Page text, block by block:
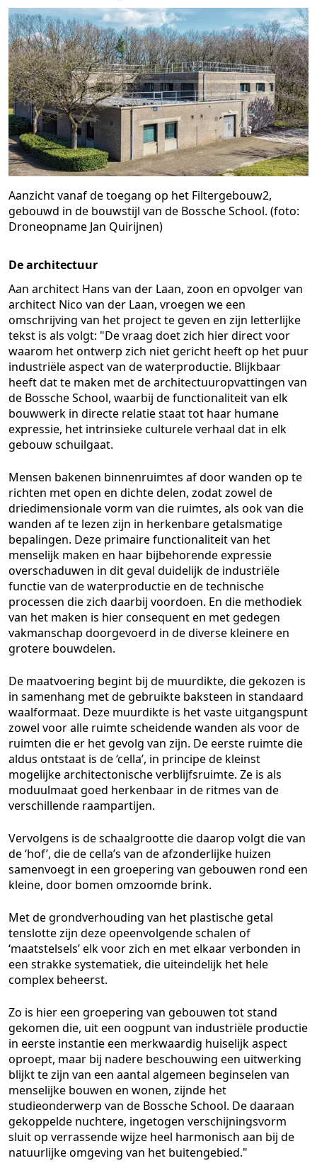
Aanzicht vanaf de toegang op het Filtergebouw2,
gebouwd in de bouwstijl van de Bossche School. (foto:
Droneopname Jan Quirijnen)
De architectuur
Aan architect Hans van der Laan, zoon en opvolger van
architect Nico van der Laan, vroegen we een
omschrijving van het project te geven en zijn letterlijke
tekst is als volgt: "De vraag doet zich hier direct voor
waarom het ontwerp zich niet gericht heeft op het puur
industriële aspect van de waterproductie. Blijkbaar
heeft dat te maken met de architectuuropvattingen van
de Bossche School, waarbij de functionaliteit van elk
bouwwerk in directe relatie staat tot haar humane
expressie, het intrinsieke culturele verhaal dat in elk
gebouw schuilgaat.
Mensen bakenen binnenruimtes af door wanden op te
richten met open en dichte delen, zodat zowel de
driedimensionale vorm van die ruimtes, als ook van die
wanden af te lezen zijn in herkenbare getalsmatige
bepalingen. Deze primaire functionaliteit van het
menselijk maken en haar bijbehorende expressie
overschaduwen in dit geval duidelijk de industriële
functie van de waterproductie en de technische
processen die zich daarbij voordoen. En die methodiek
van het maken is hier consequent en met gedegen
vakmanschap doorgevoerd in de diverse kleinere en
grotere bouwdelen.
De maatvoering begint bij de muurdikte, die gekozen is
in samenhang met de gebruikte baksteen in standaard
waalformaat. Deze muurdikte is het vaste uitgangspunt
zowel voor alle ruimte scheidende wanden als voor de
ruimten die er het gevolg van zijn. De eerste ruimte die
aldus ontstaat is de ‘cella’, in principe de kleinst
mogelijke architectonische verblijfsruimte. Ze is als
moduulmaat goed herkenbaar in de ritmes van de
verschillende raampartijen.
Vervolgens is de schaalgrootte die daarop volgt die van
de ‘hof’, die de cella’s van de afzonderlijke huizen
samenvoegt in een groepering van gebouwen rond een
kleine, door bomen omzoomde brink.
Met de grondverhouding van het plastische getal
tenslotte zijn deze opeenvolgende schalen of
‘maatstelsels’ elk voor zich en met elkaar verbonden in
een strakke systematiek, die uiteindelijk het hele
complex beheerst.
Zo is hier een groepering van gebouwen tot stand
gekomen die, uit een oogpunt van industriële productie
in eerste instantie een merkwaardig huiselijk aspect
oproept, maar bij nadere beschouwing een uitwerking
blijkt te zijn van een aantal algemeen beginselen van
menselijke bouwen en wonen, zijnde het
studieonderwerp van de Bossche School. De daaraan
gekoppelde nuchtere, ingetogen verschijningsvorm
sluit op verrassende wijze heel harmonisch aan bij de
natuurlijke omgeving van het buitengebied."